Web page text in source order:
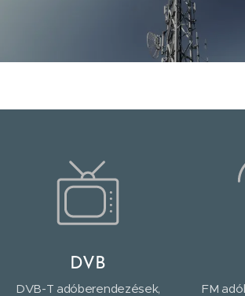
DVB
DVB-T adóberendezések,
FM